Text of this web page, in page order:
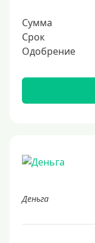
Сумма
Срок
Одобрение
Деньга